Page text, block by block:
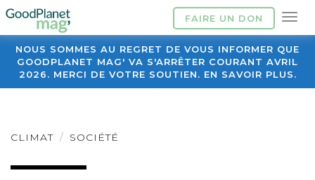
FAIRE UN DON
NOUS SOMMES AU REGRET DE VOUS INFORMER QUE
GOODPLANET MAG' VA S'ARRÊTER COURANT AVRIL
2026. MERCI DE VOTRE SOUTIEN. EN SAVOIR PLUS.
CLIMAT SOCIÉTÉ